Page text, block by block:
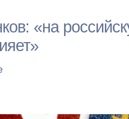
«на